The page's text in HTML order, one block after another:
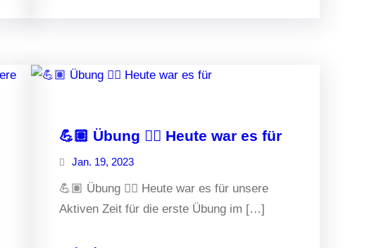
💪🏽 Übung 🏋🏼 Heute war es für
Jan. 19, 2023
💪🏽 Übung 🏋🏼 Heute war es für unsere
Aktiven Zeit für die erste Übung im […]